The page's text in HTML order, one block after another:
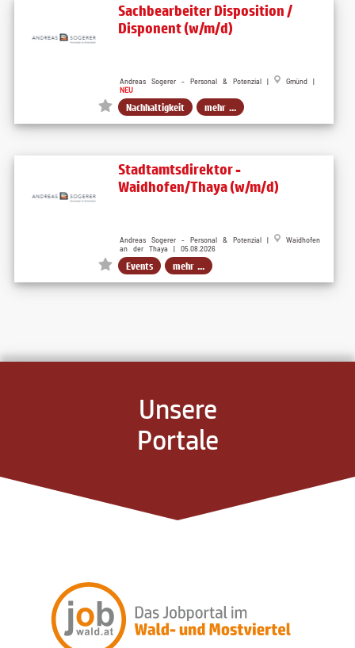
Sachbearbeiter Disposition /
Disponent (w/m/d)
Andreas Sogerer - Personal & Potenzial |
Gmünd |
NEU
Nachhaltigkeit mehr ...
Stadtamtsdirektor -
Waidhofen/Thaya (w/m/d)
Andreas Sogerer - Personal & Potenzial |
Waidhofen
an der Thaya | 05.08.2026
Events mehr ...
Unsere
Portale